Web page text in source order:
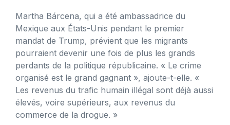
Martha Bárcena, qui a été ambassadrice du
Mexique aux États-Unis pendant le premier
mandat de Trump, prévient que les migrants
pourraient devenir une fois de plus les grands
perdants de la politique républicaine. « Le crime
organisé est le grand gagnant », ajoute-t-elle. «
Les revenus du trafic humain illégal sont déjà aussi
élevés, voire supérieurs, aux revenus du
commerce de la drogue. »